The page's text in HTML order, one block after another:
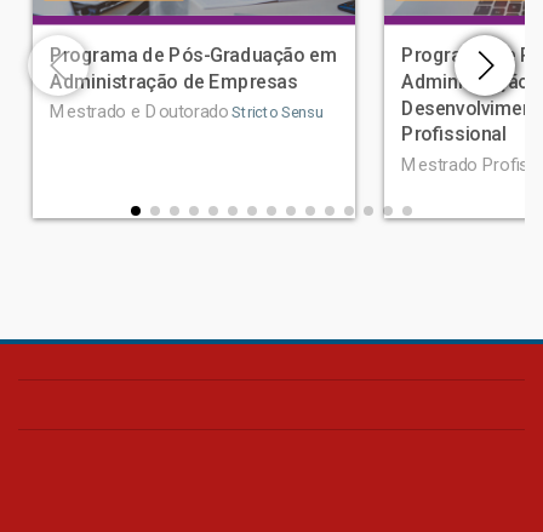
Programa de Pós-Graduação em
Administração de Empresas
Mestrado e Doutorado Stricto Sensu
Programa de
Administração
Profissional
Mestrado